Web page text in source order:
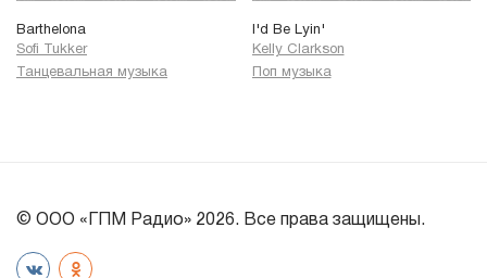
Barthelona
Sofi Tukker
Танцевальная музыка
I'd Be Lyin'
Kelly Clarkson
Поп музыка
© ООО «ГПМ Радио» 2026. Все права защищены.